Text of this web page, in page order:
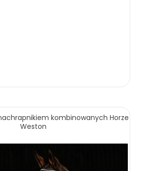
kombinowanych Horze
Weston